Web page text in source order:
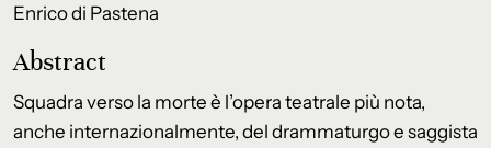
Enrico di Pastena
Abstract
Squadra verso la morte è l’opera teatrale più nota,
anche internazionalmente, del drammaturgo e saggista